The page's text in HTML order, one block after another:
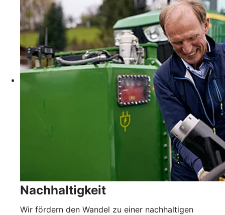
Nachhaltigkeit
Wir fördern den Wandel zu einer nachhaltigen